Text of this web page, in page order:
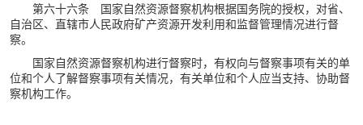
第六十六条 国家自然资源督察机构根据国务院的授权，对省、
自治区、直辖市人民政府矿产资源开发利用和监督管理情况进行督
察。
国家自然资源督察机构进行督察时，有权向与督察事项有关的单
位和个人了解督察事项有关情况，有关单位和个人应当支持、协助督
察机构工作。